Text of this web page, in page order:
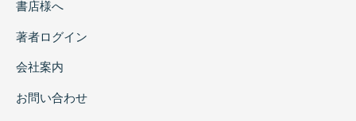
書店様へ
著者ログイン
会社案内
お問い合わせ